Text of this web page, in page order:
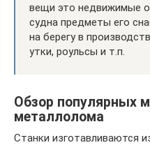
вещи это недвижимые
судна предметы его
на берегу в
утки, роульсы и т.п.
Обзор популярных
металлолома
Станки изготавливаются